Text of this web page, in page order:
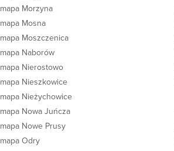
mapa Morzyna
mapa Mosna
mapa Moszczenica
mapa Naborów
mapa Nierostowo
mapa Nieszkowice
mapa Nieżychowice
mapa Nowa Juńcza
mapa Nowe Prusy
mapa Odry